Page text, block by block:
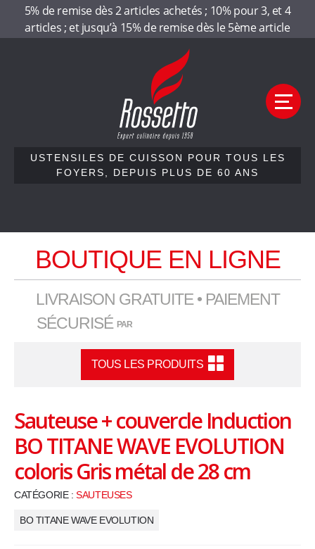
5% de remise dès 2 articles achetés ; 10% pour 3, et 4
articles ; et jusqu’à 15% de remise dès le 5ème article
Aller
à
la
navigation
Aller
au
contenu
o
s
s
t
t
o
,
u
t
e
n
USTENSILES DE CUISSON POUR TOUS LES
FOYERS, DEPUIS PLUS DE 60 ANS
M
u
Qui sommes-nous
Nos gammes
BOUTIQUE EN LIGNE
LIVRAISON GRATUITE • PAIEMENT
SÉCURISÉ PAR
TOUS LES PRODUITS
Sauteuse + couvercle Induction
BO TITANE WAVE EVOLUTION
coloris Gris métal de 28 cm
CATÉGORIE :SAUTEUSES
BO TITANE WAVE EVOLUTION
Panneau de gestion des cookies